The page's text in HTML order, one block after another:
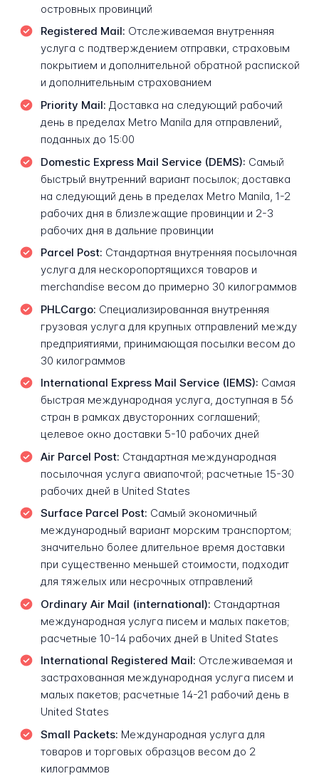
островных провинций
Registered Mail: Отслеживаемая внутренняя
услуга с подтверждением отправки, страховым
покрытием и дополнительной обратной распиской
и дополнительным страхованием
Priority Mail: Доставка на следующий рабочий
день в пределах Metro Manila для отправлений,
поданных до 15:00
Domestic Express Mail Service (DEMS): Самый
быстрый внутренний вариант посылок; доставка
на следующий день в пределах Metro Manila, 1-2
рабочих дня в близлежащие провинции и 2-3
рабочих дня в дальние провинции
Parcel Post: Стандартная внутренняя посылочная
услуга для нескоропортящихся товаров и
merchandise весом до примерно 30 килограммов
PHLCargo: Специализированная внутренняя
грузовая услуга для крупных отправлений между
предприятиями, принимающая посылки весом до
30 килограммов
International Express Mail Service (IEMS): Самая
быстрая международная услуга, доступная в 56
стран в рамках двусторонних соглашений;
целевое окно доставки 5-10 рабочих дней
Air Parcel Post: Стандартная международная
посылочная услуга авиапочтой; расчетные 15-30
рабочих дней в United States
Surface Parcel Post: Самый экономичный
международный вариант морским транспортом;
значительно более длительное время доставки
при существенно меньшей стоимости, подходит
для тяжелых или несрочных отправлений
Ordinary Air Mail (international): Стандартная
международная услуга писем и малых пакетов;
расчетные 10-14 рабочих дней в United States
International Registered Mail: Отслеживаемая и
застрахованная международная услуга писем и
малых пакетов; расчетные 14-21 рабочий день в
United States
Small Packets: Международная услуга для
товаров и торговых образцов весом до 2
килограммов